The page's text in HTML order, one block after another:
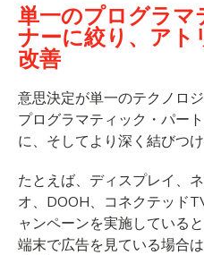
単一のプログラマ
ナーに絞り、アト
改善
意思決定が単一のテクノロ
プログラマティック・パー
に、そしてより深く結びつ
たとえば、ディスプレイ、
オ、DOOH、コネクテッド
ャンペーンを実施している
端末で広告を見ている場合